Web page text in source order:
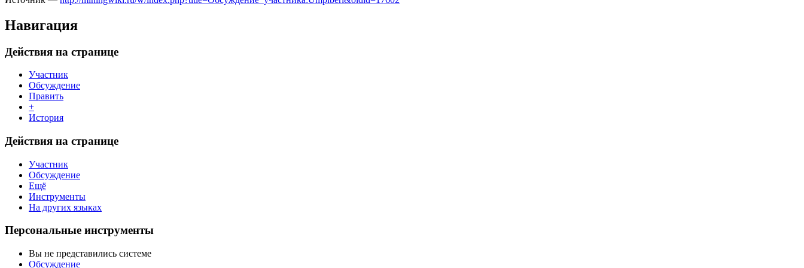
Навигация
Действия на странице
Участник
Обсуждение
Править
+
История
Действия на странице
Участник
Обсуждение
Ещё
Инструменты
На других языках
Персональные инструменты
Вы не представились системе
Обсуждение